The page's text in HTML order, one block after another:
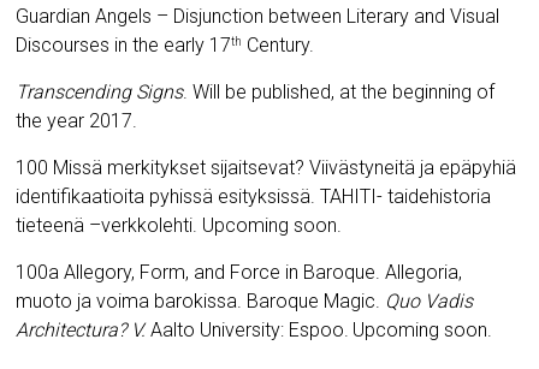
Guardian Angels – Disjunction between Literary and Visual
Discourses in the early 17th Century.
Transcending Signs. Will be published, at the beginning of
the year 2017.
100 Missä merkitykset sijaitsevat?Viivästyneitä ja epäpyhiä
identifikaatioita pyhissä esityksissä.TAHITI- taidehistoria
tieteenä –verkkolehti. Upcoming soon.
100a Allegory, Form, and Force in Baroque.Allegoria,
muoto ja voima barokissa. Baroque Magic. Quo Vadis
Architectura? V.Aalto University: Espoo. Upcoming soon.